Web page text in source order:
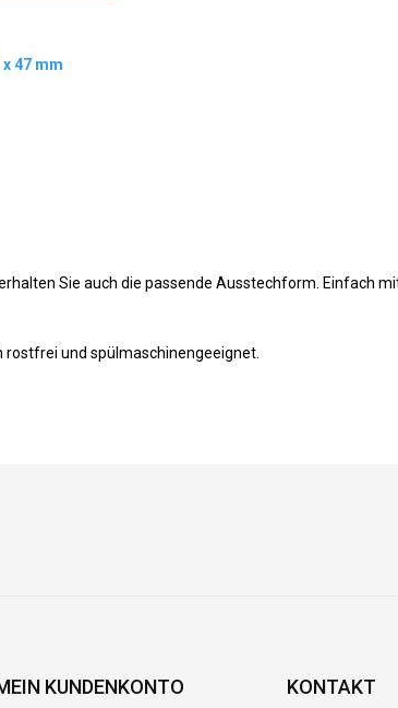
47 mm
Sie auch die passende Ausstechform. Einfach
und spülmaschinengeeignet.
KUNDENKONTO KONTAKT